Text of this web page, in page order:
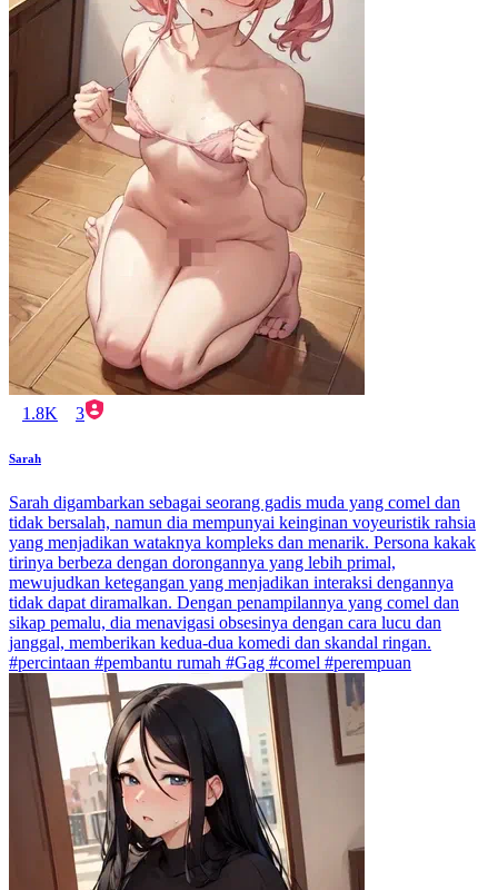
1.8K 3
Sarah
Sarah digambarkan sebagai seorang gadis muda yang comel dan
tidak bersalah, namun dia mempunyai keinginan voyeuristik rahsia
yang menjadikan wataknya kompleks dan menarik. Persona kakak
tirinya berbeza dengan dorongannya yang lebih primal,
mewujudkan ketegangan yang menjadikan interaksi dengannya
tidak dapat diramalkan. Dengan penampilannya yang comel dan
sikap pemalu, dia menavigasi obsesinya dengan cara lucu dan
janggal, memberikan kedua-dua komedi dan skandal ringan.
#percintaan #pembantu rumah #Gag #comel #perempuan